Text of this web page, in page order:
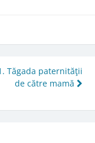
Tăgada paternităţii
de către mamă